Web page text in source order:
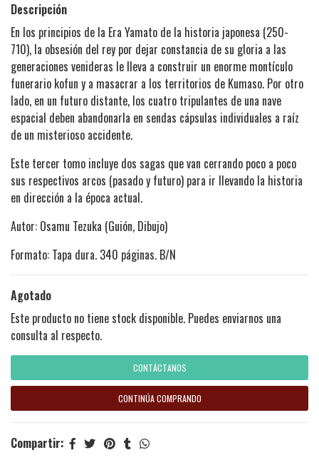
Descripción
En los principios de la Era Yamato de la historia japonesa (250-
710), la obsesión del rey por dejar constancia de su gloria a las
generaciones venideras le lleva a construir un enorme montículo
funerario kofun y a masacrar a los territorios de Kumaso. Por otro
lado, en un futuro distante, los cuatro tripulantes de una nave
espacial deben abandonarla en sendas cápsulas individuales a raíz
de un misterioso accidente.
Este tercer tomo incluye dos sagas que van cerrando poco a poco
sus respectivos arcos (pasado y futuro) para ir llevando la historia
en dirección a la época actual.
Autor: Osamu Tezuka (Guión, Dibujo)
Formato: Tapa dura. 340 páginas. B/N
Agotado
Este producto no tiene stock disponible. Puedes enviarnos una
consulta al respecto.
CONTÁCTANOS
CONTINÚA COMPRANDO
Compartir: